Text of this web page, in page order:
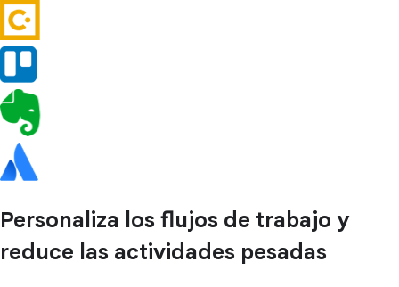
Personaliza los flujos de trabajo y
reduce las actividades pesadas